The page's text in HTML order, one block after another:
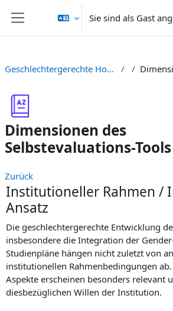
Website-Übersicht
Sie sind als Gast
Geschlechtergerechte Hochschullehre
Dimensionen des
Selbstevaluations-Tools
Zurück
Institutioneller Rahmen /
Ansatz
Die geschlechtergerechte Entwicklung
insbesondere die Integration der
Studienpläne hängen nicht zuletzt von
institutionellen Rahmenbedingungen
Aspekte erscheinen besonders relevant
diesbezüglichen Willen der Institution.